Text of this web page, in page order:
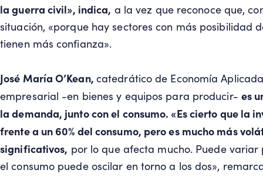
la guerra civil», indica, a la vez que reconoce que,
situación, «porque hay sectores con más posibilidad
tienen más confianza».
José María O’Kean, catedrático de Economía
empresarial -en bienes y equipos para producir- es
la demanda, junto con el consumo. «Es cierto que la
frente a un 60% del consumo, pero es mucho más
significativos, por lo que afecta mucho. Puede
el consumo puede oscilar en torno a los dos»,